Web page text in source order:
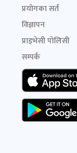
प्रयोगका सर्त
विज्ञापन
प्राइभेसी पोलिसी
सम्पर्क